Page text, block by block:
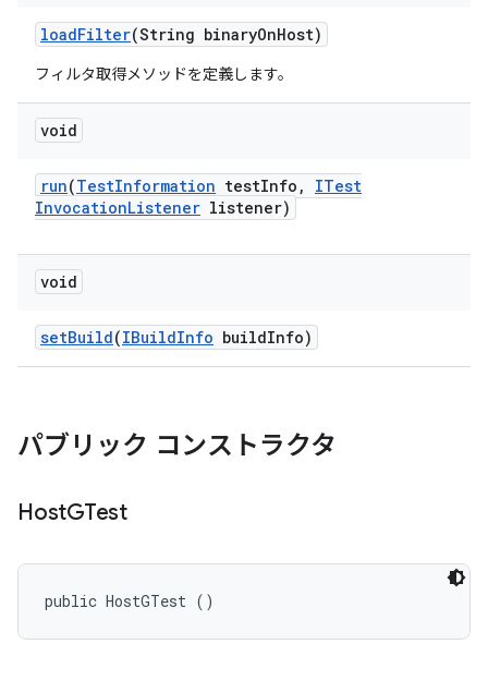
loadFilter(String binaryOnHost)
フィルタ取得メソッドを定義します。
void
run(TestInformation testInfo ,
ITest
InvocationListener listener)
void
setBuild(IBuildInfo buildInfo)
パブリック コンストラクタ
HostGTest
public HostGTest ()